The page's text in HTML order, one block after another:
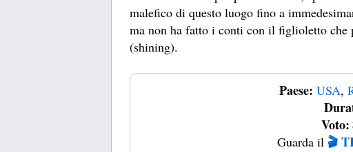
malefico di questo luogo fino a
ma non ha fatto i conti con il figlioletto che
(shining).
Paese: USA,
Voto:
Guarda il 🎬